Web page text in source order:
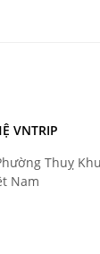
VNTRIP
Thuỵ
Nam